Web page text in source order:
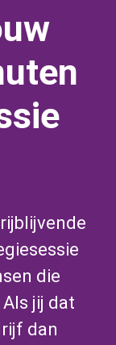
die
Als jij dat
dan